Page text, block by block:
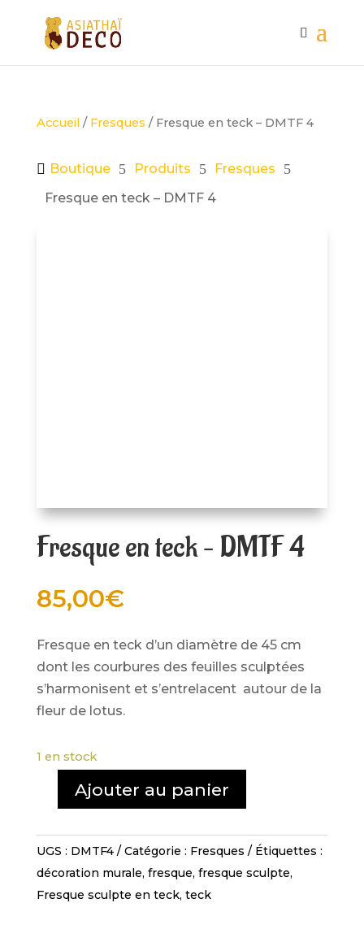
Accueil/ Fresques / Fresque en teck – DMTF 4
 Boutique 5 Produits 5 Fresques 5
Fresque en teck – DMTF 4
Fresque en teck – DMTF 4
85,00€
Fresque en teck d’un diamètre de 45 cm
dont les courbures des feuilles sculptées
s’harmonisent et s’entrelacent autour de la
fleur de lotus.
1 en stock
quantité
Fresque
en
teck
Ajouter au panier
UGS : DMTF4 Catégorie : Fresques
Étiquettes :
décoration murale, fresque, fresque sculpte,
Fresque sculpte en teck, teck